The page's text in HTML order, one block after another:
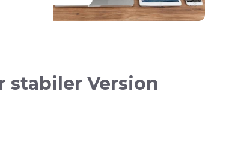
stabiler Version